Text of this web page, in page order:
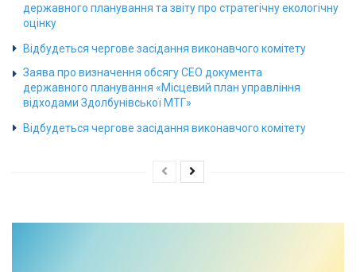
державного планування та звіту про стратегічну екологічну
оцінку
Відбудеться чергове засідання виконавчого комітету
Заява про визначення обсягу СЕО документа
державного планування «Місцевий план управління
відходами Здолбунівської МТГ»
Відбудеться чергове засідання виконавчого комітету